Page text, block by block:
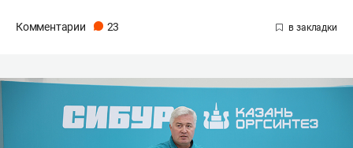
Комментарии 23